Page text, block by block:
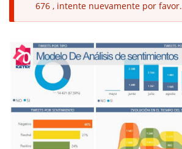
Mensaje
error
676 , intente nuevamente por favor.